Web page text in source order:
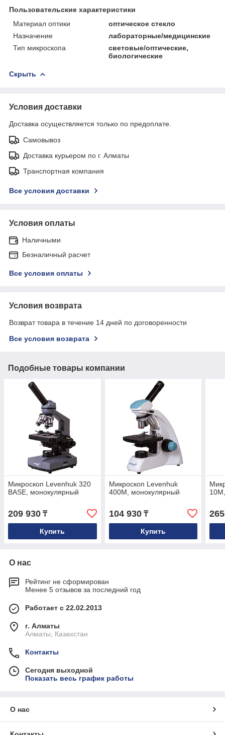
Пользовательские характеристики
Материал оптики
оптическое стекло
Назначение
лабораторные/медицинские
Тип микроскопа
световые/оптические,
биологические
Скрыть
Условия доставки
Доставка осуществляется только по предоплате.
Самовывоз
Доставка курьером по г. Алматы
Транспортная компания
Все условия доставки
Условия оплаты
Наличными
Безналичный расчет
Все условия оплаты
Условия возврата
Возврат товара в течение 14 дней по договоренности
Все условия возврата
Подобные товары компании
Микроскоп Levenhuk 320
BASE, монокулярный
209 930 ₸
Купить
Микроскоп Levenhuk
400M, монокулярный
104 930₸
Купить
О нас
Рейтинг не сформирован
Менее 5 отзывов за последний год
Работает с 22.02.2013
г. Алматы
Алматы, Казахстан
Контакты
Сегодня выходной
Показать весь график работы
О нас